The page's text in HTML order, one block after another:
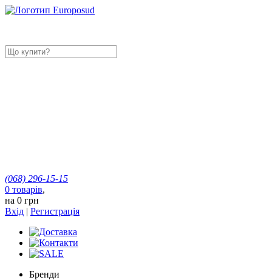
(068) 296-15-15
0 товарів,
на 0 грн
Вхід | Регистрація
Бренди